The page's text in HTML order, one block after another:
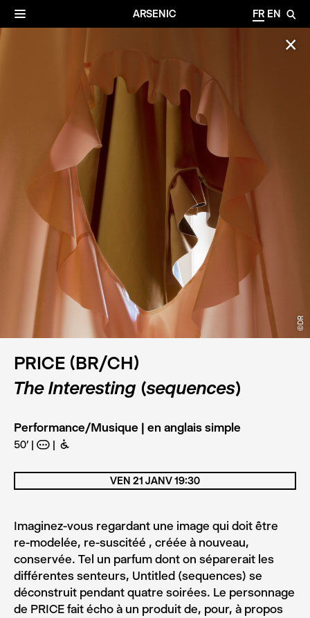
ARSENIC FR EN 🔎
☰
✕
©DR
PRICE (BR/CH)
The Interesting (sequences)
Performance/Musique | en anglais simple
50’ A B
Imaginez-vous regardant une image qui doit être
re-modelée, re-suscitéé , créée à nouveau,
conservée. Tel un parfum dont on séparerait les
différentes senteurs, Untitled (sequences) se
déconstruit pendant quatre soirées. Le personnage
de PRICE fait écho à un produit de, pour, à propos
VEN 21 JANV 19:30